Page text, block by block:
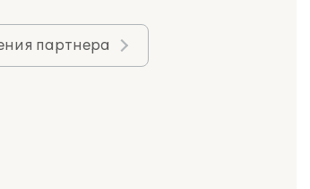
партнера